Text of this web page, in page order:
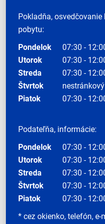
Pokladňa,
pobytu:
Pondelok
07:30 -
Utorok
07:30 -
Streda
07:30 -
Štvrtok
Piatok
07:30 -
Podateľňa, informácie:
Pondelok
07:30 -
Utorok
07:30 -
Streda
07:30 -
Štvrtok
07:30 -
Piatok
07:30 -
* cez okienko, telefón, e-